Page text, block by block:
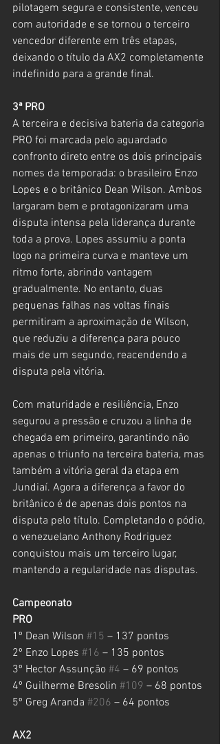
pilotagem segura e consistente, venceu
com autoridade e se tornou o terceiro
vencedor diferente em três etapas,
deixando o título da AX2 completamente
indefinido para a grande final.
3ª PRO
A terceira e decisiva bateria da categoria
PRO foi marcada pelo aguardado
confronto direto entre os dois principais
nomes da temporada: o brasileiro Enzo
Lopes e o britânico Dean Wilson. Ambos
largaram bem e protagonizaram uma
disputa intensa pela liderança durante
toda a prova. Lopes assumiu a ponta
logo na primeira curva e manteve um
ritmo forte, abrindo vantagem
gradualmente. No entanto, duas
pequenas falhas nas voltas finais
permitiram a aproximação de Wilson,
que reduziu a diferença para pouco
mais de um segundo, reacendendo a
disputa pela vitória.
Com maturidade e resiliência, Enzo
segurou a pressão e cruzou a linha de
chegada em primeiro, garantindo não
apenas o triunfo na terceira bateria, mas
também a vitória geral da etapa em
Jundiaí. Agora a diferença a favor do
britânico é de apenas dois pontos na
disputa pelo título. Completando o pódio,
o venezuelano Anthony Rodriguez
conquistou mais um terceiro lugar,
mantendo a regularidade nas disputas.
Campeonato
PRO
1º Dean Wilson #15 – 137 pontos
2º Enzo Lopes #16 – 135 pontos
3º Hector Assunção #4 – 69 pontos
4º Guilherme Bresolin #109 – 68 pontos
5º Greg Aranda #206 – 64 pontos
AX2